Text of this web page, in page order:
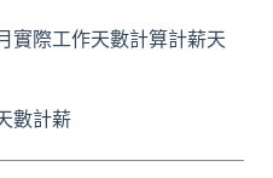
實際工作天數計算計薪天
數計薪